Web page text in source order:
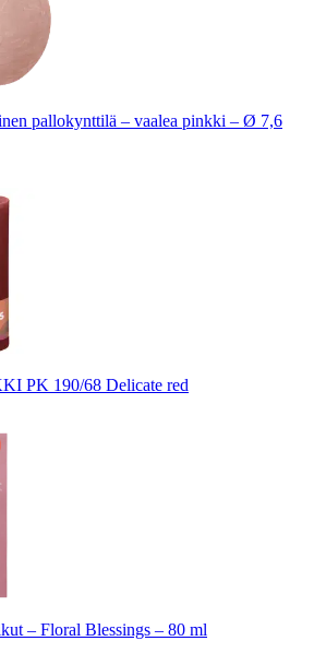
pallokynttilä – vaalea pinkki – Ø 7,6
PK 190/68 Delicate red
– Floral Blessings – 80 ml